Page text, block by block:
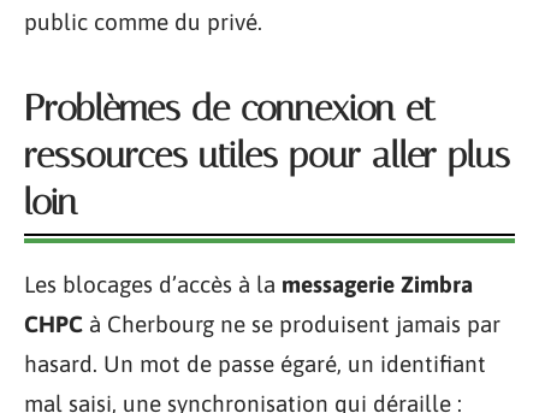
public comme du privé.
Problèmes de connexion et
ressources utiles pour aller plus
loin
Les blocages d’accès à la messagerie Zimbra
CHPC à Cherbourg ne se produisent jamais par
hasard. Un mot de passe égaré, un identifiant
mal saisi, une synchronisation qui déraille :